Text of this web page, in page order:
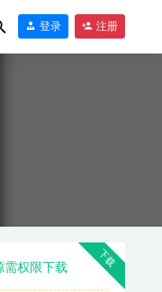
登录 注册
下载
需权限下载